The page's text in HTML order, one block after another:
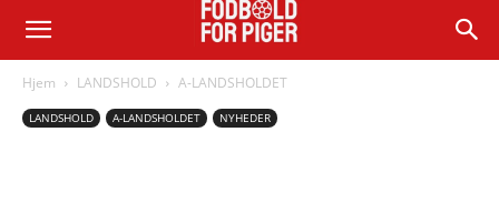
Hjem LANDSHOLD A-LANDSHOLDET
LANDSHOLD A-LANDSHOLDET NYHEDER